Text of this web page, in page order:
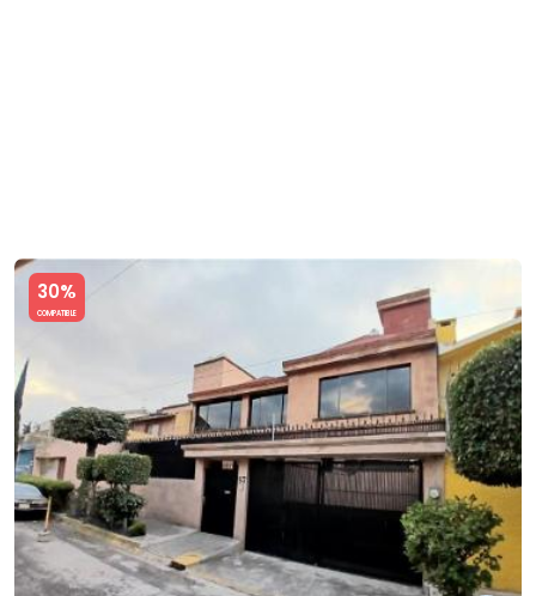
30%
COMPATIBLE
Slide 1 of 5